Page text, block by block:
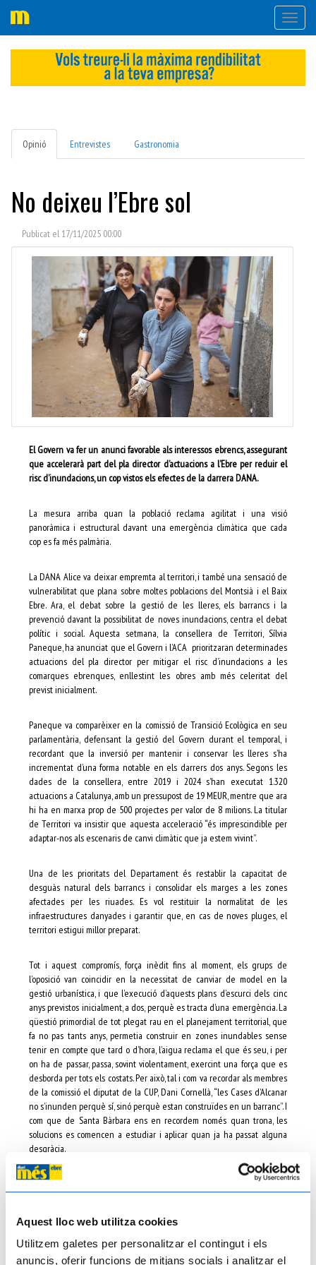
Aquest lloc web utilitza cookies
Utilitzem galetes per personalitzar el contingut i els
anuncis, oferir funcions de mitjans socials i analitzar el
Opinió Entrevistes Gastronomia
No deixeu l’Ebre sol
Publicat el 17/11/2025 00:00
El Govern va fer un anunci favorable als interessos ebrencs, assegurant
que accelerarà part del pla director d’actuacions a l’Ebre per reduir el
risc d’inundacions, un cop vistos els efectes de la darrera DANA.
La mesura arriba quan la població reclama agilitat i una visió
panoràmica i estructural davant una emergència climàtica que cada
cop es fa més palmària.
La DANA Alice va deixar empremta al territori, i també una sensació de
vulnerabilitat que plana sobre moltes poblacions del Montsià i el Baix
Ebre. Ara, el debat sobre la gestió de les lleres, els barrancs i la
prevenció davant la possibilitat de noves inundacions, centra el debat
polític i social. Aquesta setmana, la consellera de Territori, Sílvia
Paneque, ha anunciat que el Govern i l’ACA prioritzaran determinades
actuacions del pla director per mitigar el risc d’inundacions a les
comarques ebrenques, enllestint les obres amb més celeritat del
previst inicialment.
Paneque va comparèixer en la comissió de Transició Ecològica en seu
parlamentària, defensant la gestió del Govern durant el temporal, i
recordant que la inversió per mantenir i conservar les lleres s’ha
incrementat d’una forma notable en els darrers dos anys. Segons les
dades de la consellera, entre 2019 i 2024 s’han executat 1.320
actuacions a Catalunya, amb un pressupost de 19 MEUR, mentre que ara
hi ha en marxa prop de 500 projectes per valor de 8 milions. La titular
de Territori va insistir que aquesta acceleració “és imprescindible per
adaptar-nos als escenaris de canvi climàtic que ja estem vivint”.
Una de les prioritats del Departament és restablir la capacitat de
desguàs natural dels barrancs i consolidar els marges a les zones
afectades per les riuades. Es vol restituir la normalitat de les
infraestructures danyades i garantir que, en cas de noves pluges, el
territori estigui millor preparat.
Tot i aquest compromís, força inèdit fins al moment, els grups de
l’oposició van coincidir en la necessitat de canviar de model en la
gestió urbanística, i que l’execució d’aquests plans d’escurci dels cinc
anys previstos inicialment, a dos, perquè es tracta d’una emergència. La
qüestió primordial de tot plegat rau en el planejament territorial, que
fa no pas tants anys, permetia construir en zones inundables sense
tenir en compte que tard o d’hora, l’aigua reclama el que és seu, i per
on ha de passar, passa, sovint violentament, exercint una força que es
desborda per tots els costats. Per això, tal i com va recordar als membres
de la comissió el diputat de la CUP, Dani Cornellà, “les Cases d’Alcanar
no s’inunden perquè sí, sinó perquè estan construïdes en un barranc”. I
com que de Santa Bàrbara ens en recordem només quan trona, les
solucions es comencen a estudiar i aplicar quan ja ha passat alguna
desgràcia.
La resposta dels equips d’emergències va ser extraordinària, tal i com
natural. Fins aquí, cap queixa. La qüestió ve de més lluny. Ara el pla
director d’actuacions s’ha ampliat fins als 37,5 milions d’euros i inclourà
nous barrancs per als quals calgui prevenció, especialment en punts